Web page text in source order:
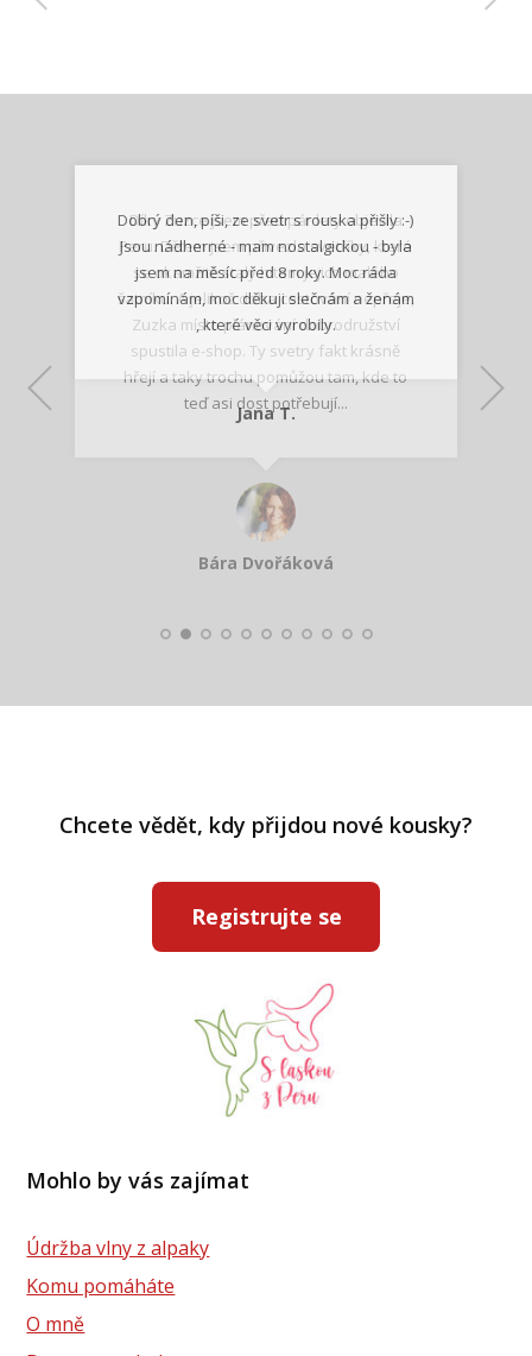
Díky Zuzce jsem před pár lety objevila
Peru. Dětem jsem přivezla svetříky, které
se okamžitě staly hitem jejich malého
šatníku. A jelikož doba cestování nepřeje,
Zuzka místo plánování dobrodružství
spustila e-shop. Ty svetry fakt krásně
hřejí a taky trochu pomůžou tam, kde to
teď asi dost potřebují...
Bára Dvořáková
Dobrý den, píši, ze svetr s rouska přišly :-)
Jsou nádherné - mam nostalgickou - byla
jsem na měsíc před 8 roky. Moc ráda
vzpomínám, moc děkuji slečnám a ženám
, které věci vyrobily.
Jana T.
Kateřina Veleta Štěpánová
Ilona M.
Lenka K.
Nadšená zpráva
Katka Perháčová
Smolková
Lenka K.
Chcete vědět, kdy přijdou nové kousky?
Registrujte se
Mohlo by vás zajímat
Údržba vlny z alpaky
Komu pomáháte
O mně